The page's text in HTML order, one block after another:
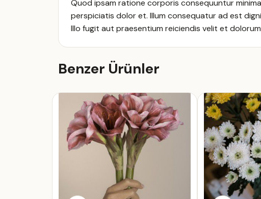
Quod ipsam ratione corporis consequuntur
perspiciatis dolor et. Illum consequatur ad est
Illo fugit aut praesentium reiciendis velit et
Benzer Ürünler